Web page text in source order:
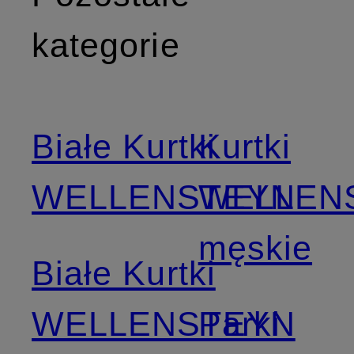
kategorie
Białe Kurtki
WELLENSTEYN
Białe Kurtki
WELLENSTEYN
Kurtki
męskie
Parki